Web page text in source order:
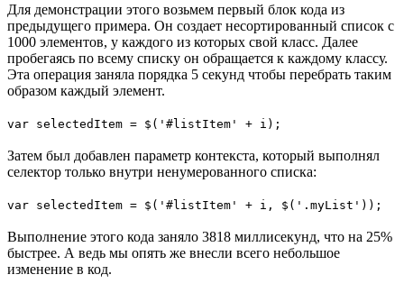
Для демонстрации этого возьмем первый блок кода из
предыдущего примера. Он создает несортированный список с
1000 элементов, у каждого из которых свой класс. Далее
пробегаясь по всему списку он обращается к каждому классу.
Эта операция заняла порядка 5 секунд чтобы перебрать таким
образом каждый элемент.
var selectedItem = $('#listItem' + i);
Затем был добавлен параметр контекста, который выполнял
селектор только внутри ненумерованного списка:
var selectedItem = $('#listItem' + i, $('.myList'));
Выполнение этого кода заняло 3818 миллисекунд, что на 25%
быстрее. А ведь мы опять же внесли всего небольшое
изменение в код.